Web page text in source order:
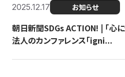
2025.12.17 お知らせ
朝日新聞SDGs ACTION! | 「心
法人のカンファレンス「igni...